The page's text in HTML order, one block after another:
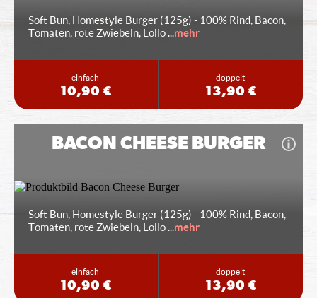
Soft Bun, Homestyle Burger (125g) - 100% Rind, Bacon,
Tomaten, rote Zwiebeln, Lollo...mehr
einfach
10,90 €
doppelt
13,90 €
BACON CHEESE BURGER
Soft Bun, Homestyle Burger (125g) - 100% Rind, Bacon,
Tomaten, rote Zwiebeln, Lollo...mehr
einfach
10,90 €
doppelt
13,90 €